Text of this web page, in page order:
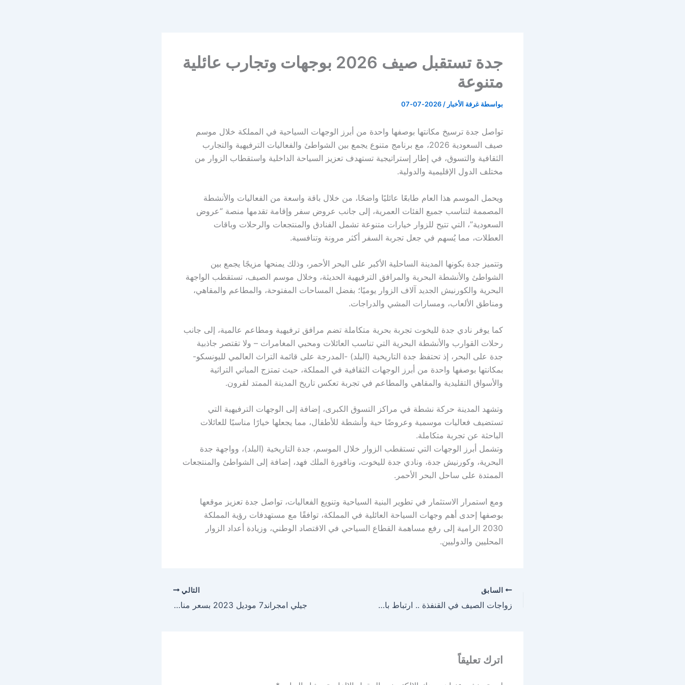
جدة تستقبل صيف 2026 بوجهات وتجارب عائلية
متنوعة
بواسطة غرفة الأخبار /
2026-07-07
تواصل جدة ترسيخ مكانتها بوصفها واحدة من أبرز الوجهات السياحية في المملكة خلال موسم
صيف السعودية 2026، مع برنامج متنوع يجمع بين الشواطئ والفعاليات الترفيهية والتجارب
الثقافية والتسوق، في إطار إستراتيجية تستهدف تعزيز السياحة الداخلية واستقطاب الزوار من
مختلف الدول الإقليمية والدولية.
ويحمل الموسم هذا العام طابعًا عائليًا واضحًا، من خلال باقة واسعة من الفعاليات والأنشطة
المصممة لتناسب جميع الفئات العمرية، إلى جانب عروض سفر وإقامة تقدمها منصة “عروض
السعودية”، التي تتيح للزوار خيارات متنوعة تشمل الفنادق والمنتجعات والرحلات وباقات
العطلات، مما يُسهم في جعل تجربة السفر أكثر مرونة وتنافسية.
وتتميز جدة بكونها المدينة الساحلية الأكبر على البحر الأحمر، وذلك يمنحها مزيجًا يجمع بين
الشواطئ والأنشطة البحرية والمرافق الترفيهية الحديثة، وخلال موسم الصيف، تستقطب الواجهة
البحرية والكورنيش الجديد آلاف الزوار يوميًا؛ بفضل المساحات المفتوحة، والمطاعم والمقاهي،
ومناطق الألعاب، ومسارات المشي والدراجات.
كما يوفر نادي جدة لليخوت تجربة بحرية متكاملة تضم مرافق ترفيهية ومطاعم عالمية، إلى جانب
رحلات القوارب والأنشطة البحرية التي تناسب العائلات ومحبي المغامرات – ولا تقتصر جاذبية
جدة على البحر، إذ تحتفظ جدة التاريخية (البلد) -المدرجة على قائمة التراث العالمي لليونسكو-
بمكانتها بوصفها واحدة من أبرز الوجهات الثقافية في المملكة، حيث تمتزج المباني التراثية
والأسواق التقليدية والمقاهي والمطاعم في تجربة تعكس تاريخ المدينة الممتد لقرون.
وتشهد المدينة حركة نشطة في مراكز التسوق الكبرى، إضافة إلى الوجهات الترفيهية التي
تستضيف فعاليات موسمية وعروضًا حية وأنشطة للأطفال، مما يجعلها خيارًا مناسبًا للعائلات
الباحثة عن تجربة متكاملة.
وتشمل أبرز الوجهات التي تستقطب الزوار خلال الموسم، جدة التاريخية (البلد)، وواجهة جدة
البحرية، وكورنيش جدة، ونادي جدة لليخوت، ونافورة الملك فهد، إضافة إلى الشواطئ والمنتجعات
الممتدة على ساحل البحر الأحمر.
ومع استمرار الاستثمار في تطوير البنية السياحية وتنويع الفعاليات، تواصل جدة تعزيز موقعها
بوصفها إحدى أهم وجهات السياحة العائلية في المملكة، توافقًا مع مستهدفات رؤية المملكة
2030 الرامية إلى رفع مساهمة القطاع السياحي في الاقتصاد الوطني، وزيادة أعداد الزوار
المحليين والدوليين.
السابق
زواجات الصيف في القنفذة .. ارتباط بالمكان يتغلب على السفر
التالي
جيلي امجراند7 موديل 2023 بسعر مناسب
اترك تعليقاً